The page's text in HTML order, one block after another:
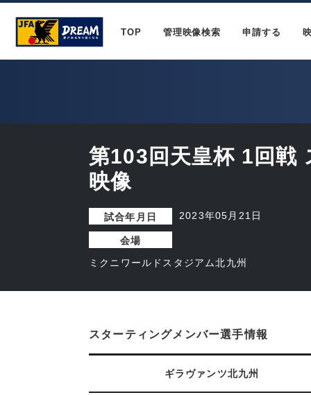
TOP 管理映像検索 申請する
第103回天皇杯 1回戦
映像
試合年月日 2023年05月21日
会場
ミクニワールドスタジアム北九州
スターティングメンバー選手情報
ギラヴァンツ北九州